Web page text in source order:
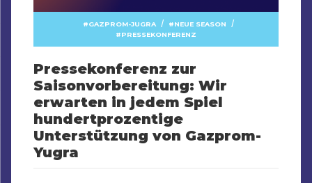
GAZPROM-JUGRA / NEUE SEASON /
PRESSEKONFERENZ
Pressekonferenz zur
Saisonvorbereitung: Wir
erwarten in jedem Spiel
hundertprozentige
Unterstützung von Gazprom-
Yugra